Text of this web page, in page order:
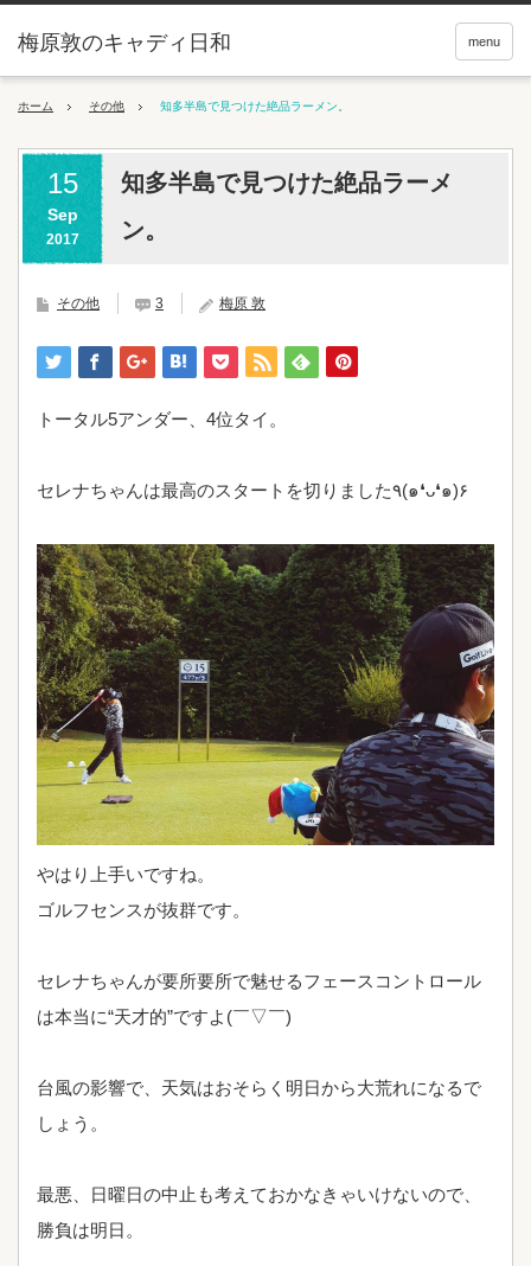
menu
梅原敦のキャディ日和
ホーム その他 知多半島で見つけた絶品ラーメン。
15
Sep
2017
知多半島で見つけた絶品ラーメ
ン。
その他 3 梅原 敦
トータル5アンダー、4位タイ。
セレナちゃんは最高のスタートを切りました٩(๑❛ᴗ❛๑)۶
やはり上手いですね。
ゴルフセンスが抜群です。
セレナちゃんが要所要所で魅せるフェースコントロール
は本当に“天才的”ですよ(￣▽￣)
台風の影響で、天気はおそらく明日から大荒れになるで
しょう。
最悪、日曜日の中止も考えておかなきゃいけないので、
勝負は明日。